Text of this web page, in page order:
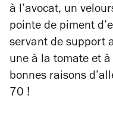
à l’avocat, un
pointe de piment
servant de support
une à la tomate et
bonnes raisons
70 !